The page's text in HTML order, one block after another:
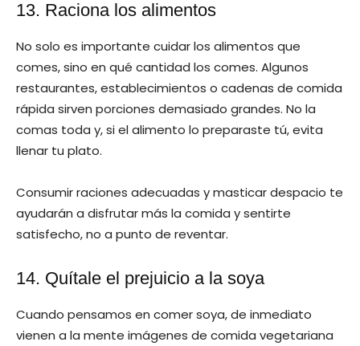
13. Raciona los alimentos
No solo es importante cuidar los alimentos que
comes, sino en qué cantidad los comes. Algunos
restaurantes, establecimientos o cadenas de comida
rápida sirven porciones demasiado grandes. No la
comas toda y, si el alimento lo preparaste tú, evita
llenar tu plato.
Consumir raciones adecuadas y masticar despacio te
ayudarán a disfrutar más la comida y sentirte
satisfecho, no a punto de reventar.
14. Quítale el prejuicio a la soya
Cuando pensamos en comer soya, de inmediato
vienen a la mente imágenes de comida vegetariana